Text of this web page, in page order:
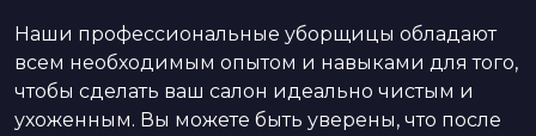
Наши профессиональные уборщицы обладают
всем необходимым опытом и навыками для того,
чтобы сделать ваш салон идеально чистым и
ухоженным. Вы можете быть уверены, что после